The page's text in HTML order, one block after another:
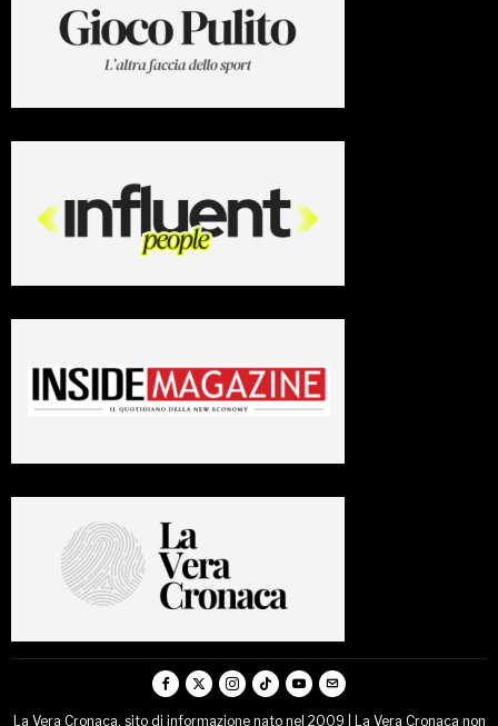
La Vera Cronaca, sito di informazione nato nel 2009 | La Vera Cronaca non